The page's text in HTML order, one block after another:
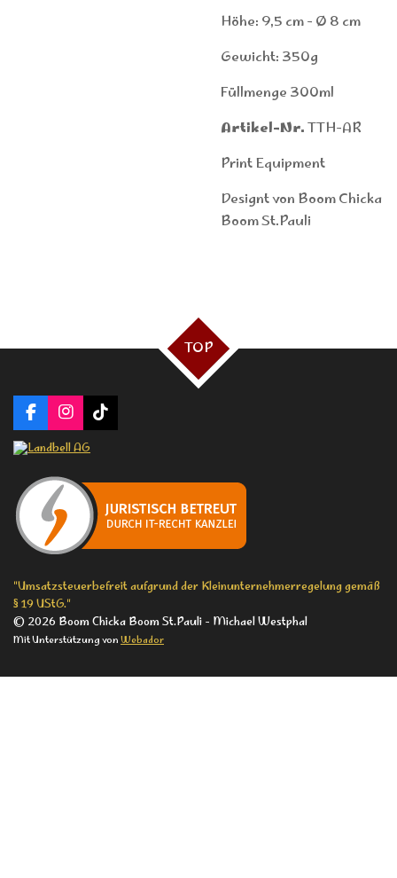
Höhe: 9,5 cm - Ø 8 cm
Gewicht: 350g
Füllmenge 300ml
Artikel-Nr.TTH-AR
Print Equipment
Designt von Boom Chicka
Boom St.Pauli
TOP
F
a
c
b
o
I
n
s
a
r
a
m
T
i
o
"Umsatzsteuerbefreit aufgrund der Kleinunternehmerregelung gemäß
§ 19 UStG."
© 2026 Boom Chicka Boom St.Pauli - Michael Westphal
Mit Unterstützung vonWebador